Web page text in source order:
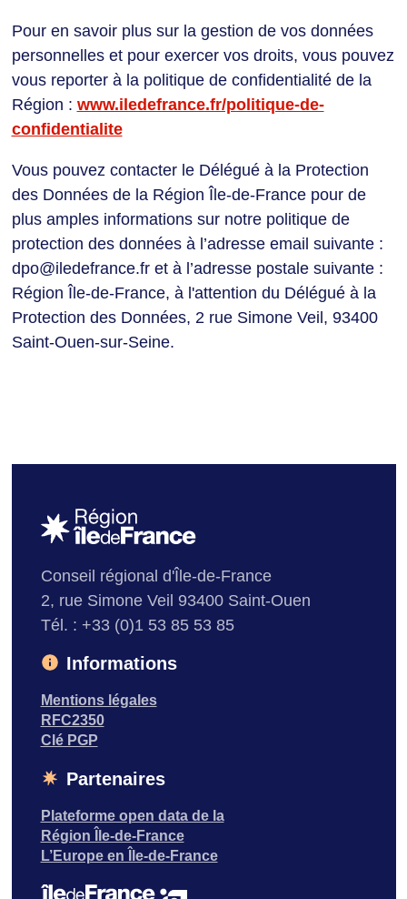
Pour en savoir plus sur la gestion de vos données
personnelles et pour exercer vos droits, vous pouvez
vous reporter à la politique de confidentialité de la
Région : www.iledefrance.fr/politique-de-
confidentialite
Vous pouvez contacter le Délégué à la Protection
des Données de la Région Île-de-France pour de
plus amples informations sur notre politique de
protection des données à l’adresse email suivante :
dpo@iledefrance.fr et à l’adresse postale suivante :
Région Île-de-France, à l'attention du Délégué à la
Protection des Données, 2 rue Simone Veil, 93400
Saint-Ouen-sur-Seine.
Conseil régional d'Île-de-France
2, rue Simone Veil 93400 Saint-Ouen
Tél. : +33 (0)1 53 85 53 85
Informations
Mentions légales
RFC2350
Clé PGP
Partenaires
Plateforme open data de la
Région Île-de-France
L’Europe en Île-de-France